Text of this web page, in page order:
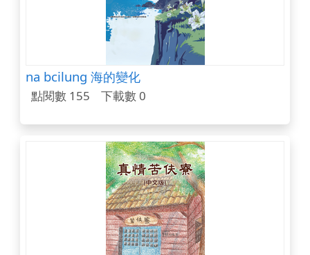
na bcilung 海的變化
點閱數 155 下載數 0